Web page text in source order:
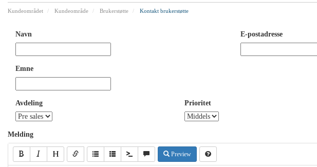
Kundeområdet Kundeområde Brukerstøtte Kontakt brukerstøtte
Navn E-postadresse
Emne
Avdeling Prioritet
Melding
Preview